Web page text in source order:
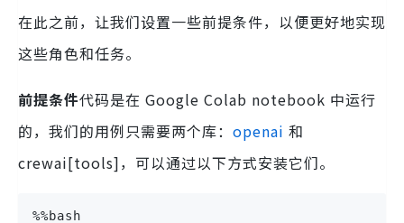
在此之前，让我们设置一些前提条件，以便更好地实现
这些角色和任务。
前提条件代码是在 Google Colab notebook 中运行
的，我们的用例只需要两个库： openai 和
crewai[tools]，可以通过以下方式安装它们。
%%bash